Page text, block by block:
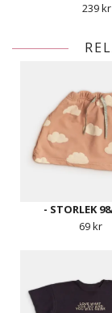
239 kr
- STORLEK
69 kr